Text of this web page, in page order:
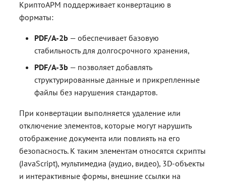
КриптоАРМ поддерживает конвертацию в
форматы:
PDF/A-2b — обеспечивает базовую
стабильность для долгосрочного хранения,
PDF/A-3b — позволяет добавлять
структурированные данные и прикрепленные
файлы без нарушения стандартов.
При конвертации выполняется удаление или
отключение элементов, которые могут нарушить
отображение документа или повлиять на его
безопасность. К таким элементам относятся скрипты
(JavaScript), мультимедиа (аудио, видео), 3D-объекты
и интерактивные формы, внешние ссылки на